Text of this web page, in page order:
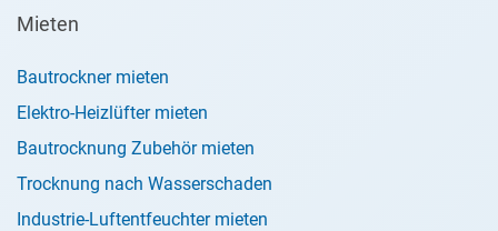
Mieten
Bautrockner mieten
Elektro-Heizlüfter mieten
Bautrocknung Zubehör mieten
Trocknung nach Wasserschaden
Industrie-Luftentfeuchter mieten